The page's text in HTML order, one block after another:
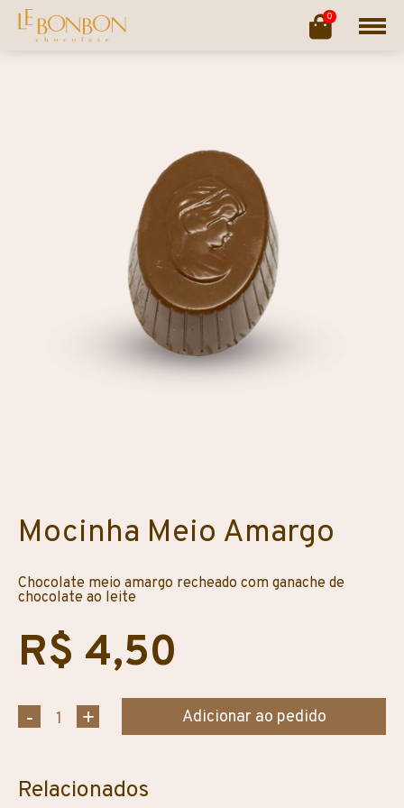
Mocinha Meio Amargo
Chocolate meio amargo recheado com ganache de
chocolate ao leite
R$ 4,50
Adicionar ao pedido
Relacionados